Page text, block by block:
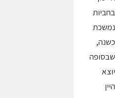
בחביות
נמשכת
כשנה,
שבסופה
יוצא
היין